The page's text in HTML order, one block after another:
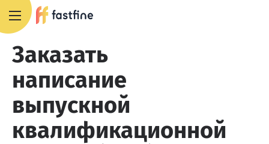
Заказать
написание
выпускной
квалификационной